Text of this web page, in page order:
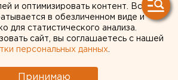
в ГКБ № 40 Екатеринбурга
воспитанница детского
Карасёва, которая была
ЕАН в пресс-службе
и оптимизировать контент. Вся
в обезличенном виде и
для статистического анализа.
сайт, вы соглашаетесь с нашей
персональных данных
Принимаю